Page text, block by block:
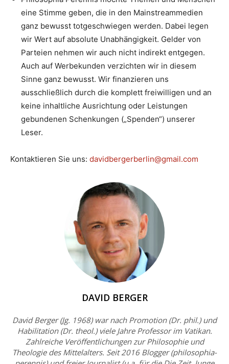
eine Stimme geben, die in den Mainstreammedien
ganz bewusst totgeschwiegen werden. Dabei legen
wir Wert auf absolute Unabhängigkeit. Gelder von
Parteien nehmen wir auch nicht indirekt entgegen.
Auch auf Werbekunden verzichten wir in diesem
Sinne ganz bewusst. Wir finanzieren uns
ausschließlich durch die komplett freiwilligen und an
keine inhaltliche Ausrichtung oder Leistungen
gebundenen Schenkungen („Spenden“) unserer
Leser.
Kontaktieren Sie uns: davidbergerberlin@gmail.com
DAVID BERGER
David Berger (Jg. 1968) war nach Promotion (Dr. phil.) und
Habilitation (Dr. theol.) viele Jahre Professor im Vatikan.
Zahlreiche Veröffentlichungen zur Philosophie und
Theologie des Mittelalters. Seit 2016 Blogger (philosophia-